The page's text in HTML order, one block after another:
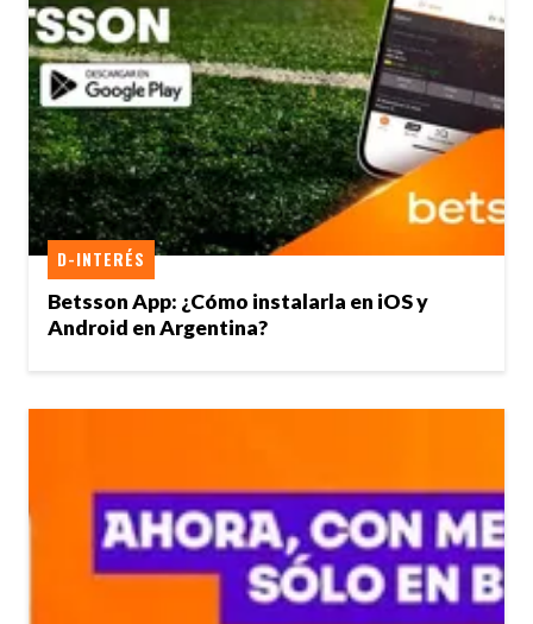
Betsson App: ¿Cómo instalarla en iOS y
Android en Argentina?
D-INTERÉS